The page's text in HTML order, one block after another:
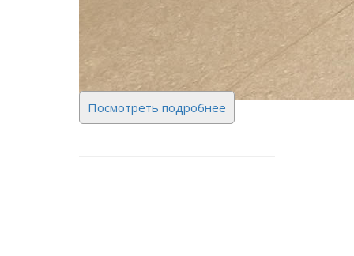
Посмотреть подробнее